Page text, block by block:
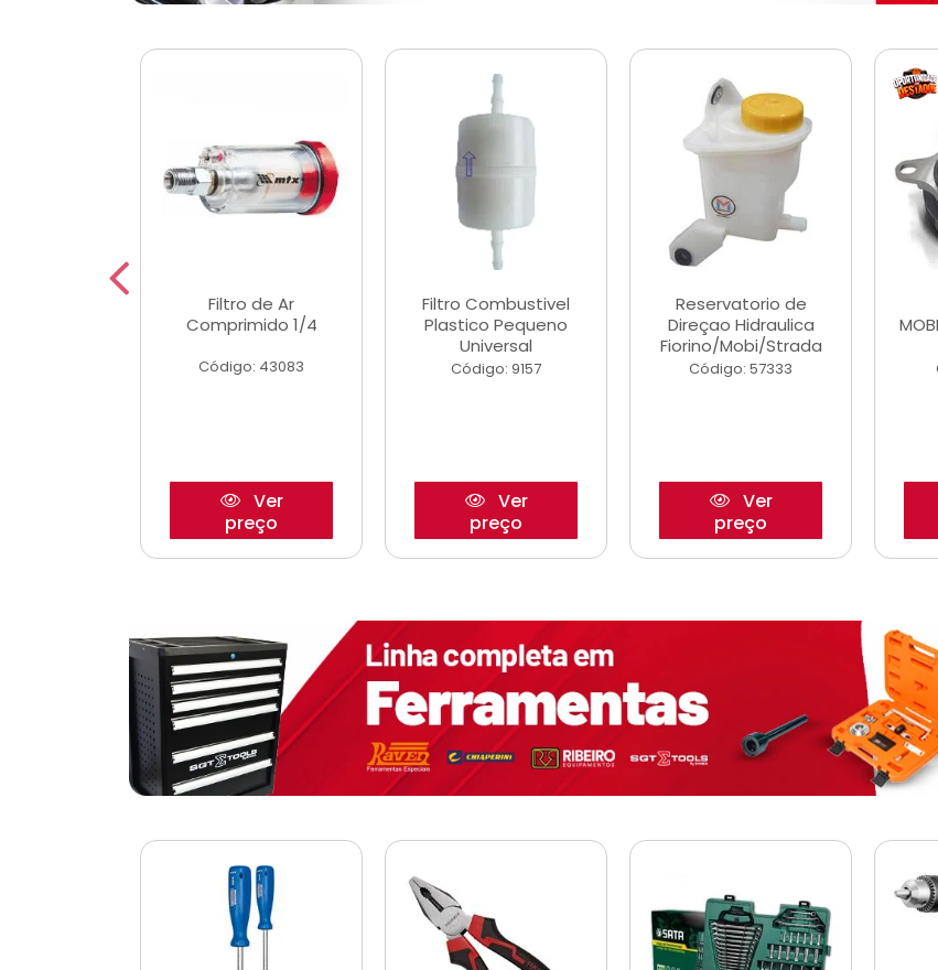
Filtro de Ar
Comprimido 1/4
Código: 43083
Ver
preço
Filtro Combustivel
Plastico Pequeno
Universal
Código: 9157
Ver
preço
Reservatorio de
Direçao Hidraulica
Fiorino/Mobi/Strada
Código: 57333
Ver
preço